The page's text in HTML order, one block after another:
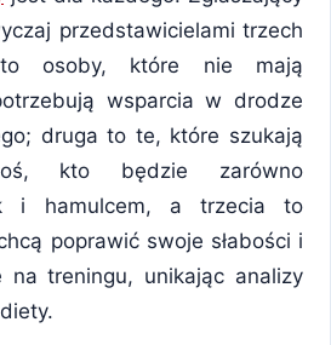
przedstawicielami trzech
osoby, które nie mają
wsparcia w drodze
druga to te, które szukają
kto będzie zarówno
i hamulcem, a trzecia to
poprawić swoje słabości i
na treningu, unikając analizy